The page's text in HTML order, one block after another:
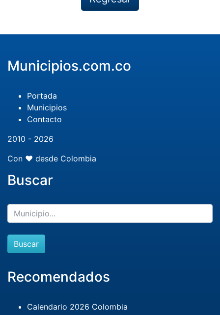
Municipios.com.co
Portada
Municipios
Contacto
2010 - 2026
Con ❤️ desde Colombia
Buscar
Buscar
Recomendados
Calendario 2026 Colombia